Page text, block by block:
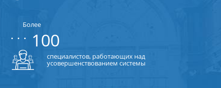
Более
100
специалистов, работающих над
усовершенствованием системы